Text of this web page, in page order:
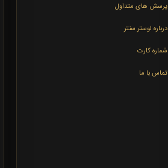
پرسش های متداول
درباره لوستر سنتر
شماره کارت
تماس با ما